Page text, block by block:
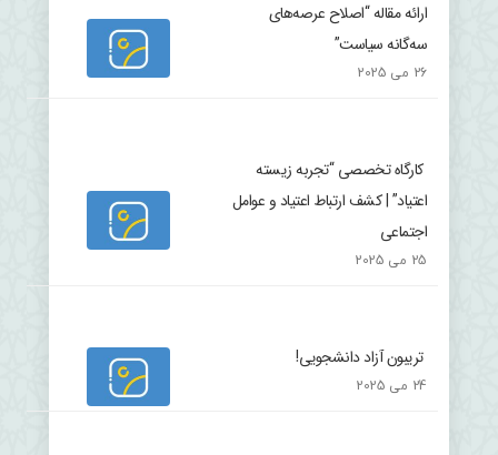
ارائه مقاله “اصلاح عرصه‌های
سه‌گانه سیاست”
26 می 2025
کارگاه تخصصی “تجربه زیسته
اعتیاد” | کشف ارتباط اعتیاد و عوامل
اجتماعی
25 می 2025
تریبون آزاد دانشجویی!
24 می 2025